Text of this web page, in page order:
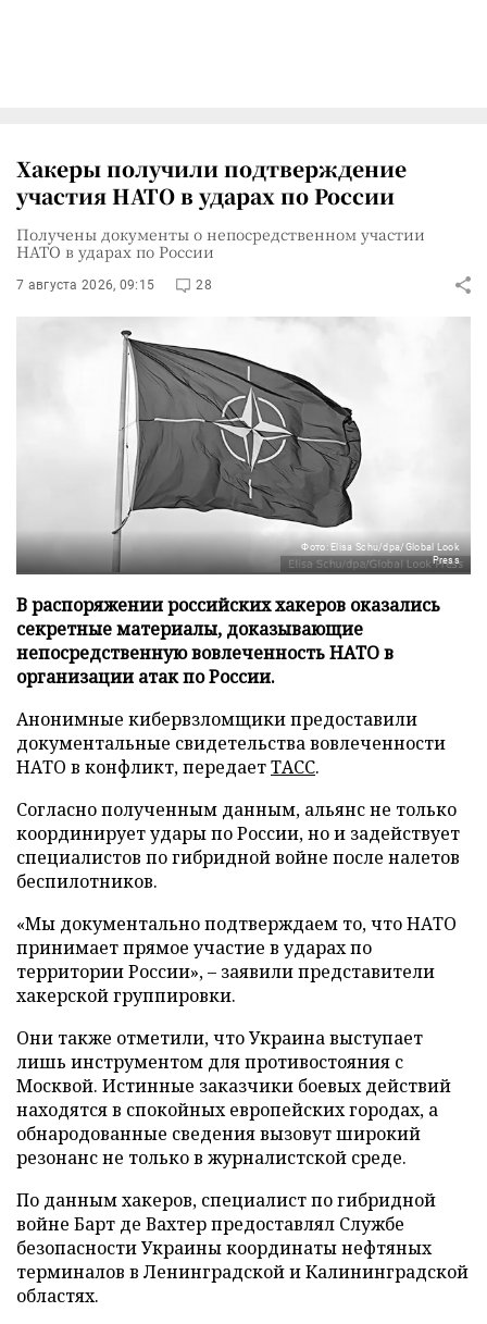
Хакеры получили подтверждение
участия НАТО в ударах по России
Получены документы о непосредственном участии
НАТО в ударах по России
7 августа 2026, 09:15 28
Фото: Elisa Schu/dpa/Global Look
Press
В распоряжении российских хакеров оказались
секретные материалы, доказывающие
непосредственную вовлеченность НАТО в
организации атак по России.
Анонимные кибервзломщики предоставили
документальные свидетельства вовлеченности
НАТО в конфликт, передаетТАСС.
Согласно полученным данным, альянс не только
координирует удары по России, но и задействует
специалистов по гибридной войне после налетов
беспилотников.
«Мы документально подтверждаем то, что НАТО
принимает прямое участие в ударах по
территории России», – заявили представители
хакерской группировки.
Они также отметили, что Украина выступает
лишь инструментом для противостояния с
Москвой. Истинные заказчики боевых действий
находятся в спокойных европейских городах, а
обнародованные сведения вызовут широкий
резонанс не только в журналистской среде.
По данным хакеров, специалист по гибридной
войне Барт де Вахтер предоставлял Службе
безопасности Украины координаты нефтяных
терминалов в Ленинградской и Калининградской
областях.